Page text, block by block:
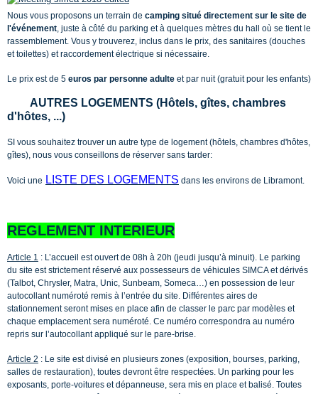
Nous vous proposons un terrain de camping situé directement sur le site de
l'événement , juste à côté du parking et à quelques mètres du hall où se tient le
rassemblement. Vous y trouverez, inclus dans le prix, des sanitaires (douches
et toilettes) et raccordement électrique si nécessaire.
Le prix est de 5 euros par personne adulte et par nuit (gratuit pour les enfants)
AUTRES LOGEMENTS (Hôtels, gîtes, chambres
d'hôtes, ...)
SI vous souhaitez trouver un autre type de logement (hôtels, chambres d'hôtes,
gîtes), nous vous conseillons de réserver sans tarder:
Voici une LISTE DES LOGEMENTS dans les environs de Libramont.
REGLEMENT INTERIEUR
Article 1 : L’accueil est ouvert de 08h à 20h (jeudi jusqu’à minuit). Le parking
du site est strictement réservé aux possesseurs de véhicules SIMCA et dérivés
(Talbot, Chrysler, Matra, Unic, Sunbeam, Someca…) en possession de leur
autocollant numéroté remis à l’entrée du site. Différentes aires de
stationnement seront mises en place afin de classer le parc par modèles et
chaque emplacement sera numéroté. Ce numéro correspondra au numéro
repris sur l’autocollant appliqué sur le pare-brise.
Article 2 : Le site est divisé en plusieurs zones (exposition, bourses, parking,
salles de restauration), toutes devront être respectées. Un parking pour les
exposants, porte-voitures et dépanneuse, sera mis en place et balisé. Toutes